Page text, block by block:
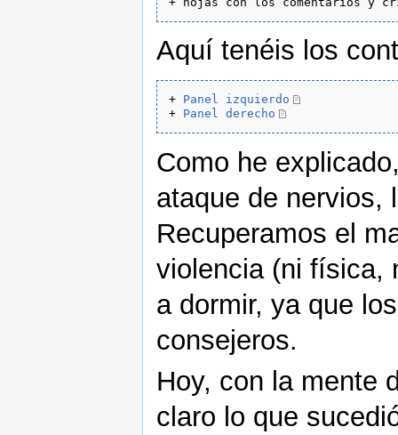
Aquí tenéis los
+ Panel izquierdo
+ Panel derecho
Como he
ataque de nervios,
Recuperamos el
violencia (ni física,
a dormir, ya que
consejeros.
Hoy, con la mente
claro lo que